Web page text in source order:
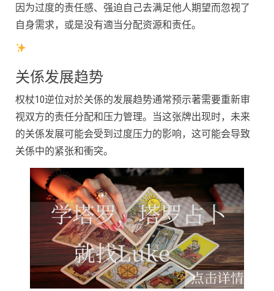
因为过度的责任感、强迫自己去满足他人期望而忽视了
自身需求，或是没有適当分配资源和责任。
关係发展趋势
权杖10逆位对於关係的发展趋势通常预示著需要重新审
视双方的责任分配和压力管理。当这张牌出现时，未来
的关係发展可能会受到过度压力的影响，这可能会导致
关係中的紧张和衝突。